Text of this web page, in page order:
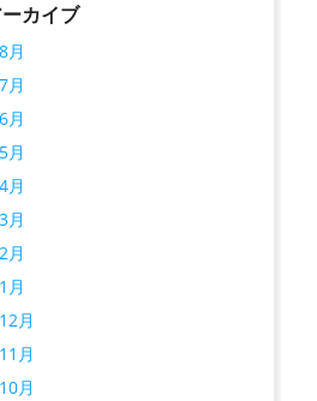
カイブ
月
月
月
月
月
月
月
月
月
月
月